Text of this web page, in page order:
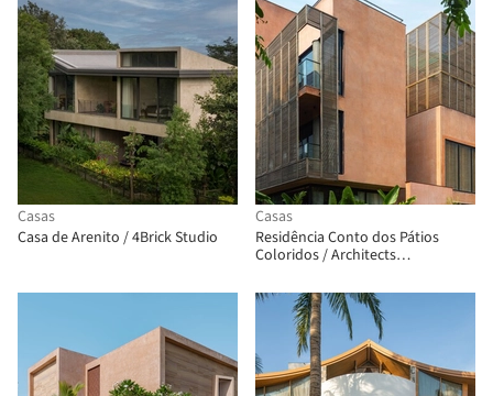
Casas
Casa de Arenito / 4Brick Studio
Casas
Residência Conto dos Pátios
Coloridos / Architects